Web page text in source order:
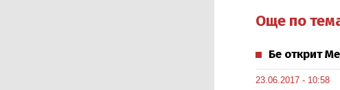
Още по
Бе открит
23.06.2017 - 10:58